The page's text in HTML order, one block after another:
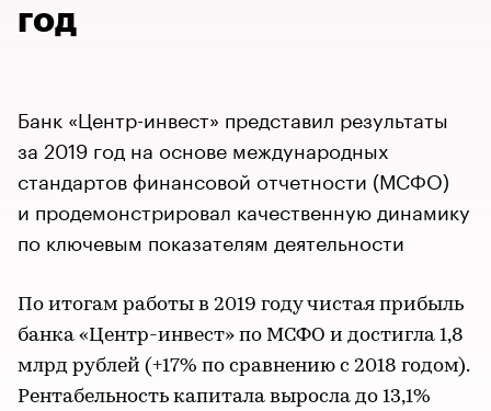
год
Банк «Центр-инвест» представил результаты
за 2019 год на основе международных
стандартов финансовой отчетности (МСФО)
и продемонстрировал качественную динамику
по ключевым показателям деятельности
По итогам работы в 2019 году чистая прибыль
банка «Центр-инвест» по МСФО и достигла 1,8
млрд рублей (+17% по сравнению с 2018 годом).
Рентабельность капитала выросла до 13,1%